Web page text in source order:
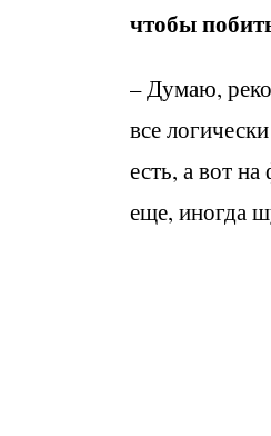
чтобы
– Думаю,
все
есть, а вот
еще, иногда